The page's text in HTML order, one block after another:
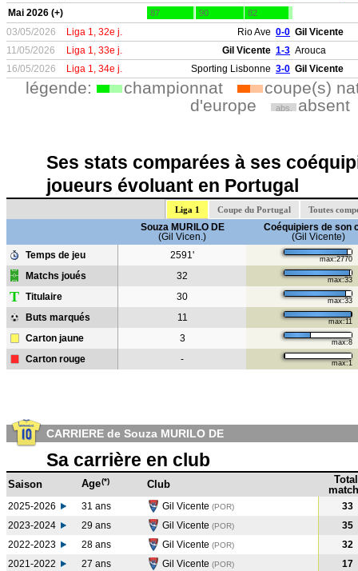
Mai 2026 (+) 87 90 82
03/05/2026 Liga 1, 32e j. Rio Ave 0-0 Gil Vicente
11/05/2026
Liga 1, 33e j. Gil Vicente 1-3 Arouca
16/05/2026
Liga 1, 34e j. Sporting Lisbonne 3-0 Gil Vicente
légende: championnat
coupe(s)
d'europe
abs. absent
Ses stats comparées à ses
joueurs évoluant en Portugal
Liga 1 Coupe du Portugal Toutes
Souza MURILO DE
(Gil Vicen.)
Coéquipiers de son
(Gil Vicente)
Temps de jeu
2591' max:2770
Matchs joués 32 max:33
T Titulaire 30 max:33
Buts marqués 11 max:11
Carton jaune 3 max:8
Carton rouge - max:1
CARRIERE de Souza MURILO DE
Sa carrière en club
Saison Age(*) Club
Total
2025-2026 31 ans Gil Vicente (POR)
33
2023-2024
29 ans Gil Vicente (POR)
35
2022-2023
28 ans Gil Vicente (POR)
32
2021-2022
27 ans Gil Vicente (POR)
17